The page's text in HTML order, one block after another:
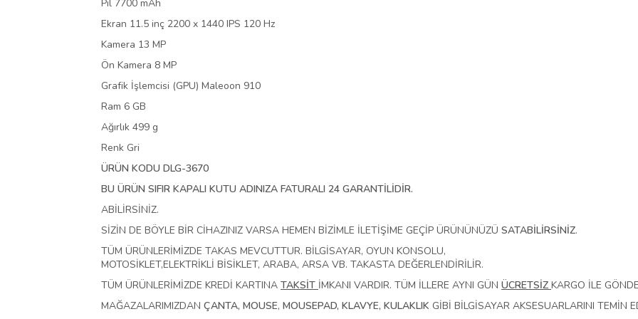
Pil 7700 mAh
Ekran 11.5 inç 2200 x 1440 IPS 120 Hz
Kamera 13 MP
Ön Kamera 8 MP
Grafik İşlemcisi (GPU) Maleoon 910
Ram 6 GB
Ağırlık 499 g
Renk Gri
ÜRÜN KODU DLG-3670
BU ÜRÜN SIFIR KAPALI KUTU ADINIZA FATURALI 24 GARANTİLİDİR.
ABİLİRSİNİZ.
SİZİN DE BÖYLE BİR CİHAZINIZ VARSA HEMEN BİZİMLE İLETİŞİME GEÇİP ÜRÜNÜNÜZÜ SATABİLİRSİNİZ.
TÜM ÜRÜNLERİMİZDE TAKAS MEVCUTTUR. BİLGİSAYAR, OYUN KONSOLU,
MOTOSİKLET,ELEKTRİKLİ BİSİKLET, ARABA, ARSA VB. TAKASTA DEĞERLENDİRİLİR.
TÜM ÜRÜNLERİMİZDE KREDİ KARTINA TAKSİT İMKANI VARDIR. TÜM İLLERE AYNI GÜN ÜCRETSİZ KARGO İLE
MAĞAZALARIMIZDAN ÇANTA, MOUSE, MOUSEPAD, KLAVYE, KULAKLIK GİBİ BİLGİSAYAR AKSESUARLARINI TEMİN